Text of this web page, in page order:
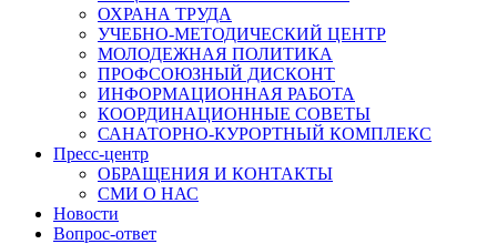
ОХРАНА ТРУДА
УЧЕБНО-МЕТОДИЧЕСКИЙ ЦЕНТР
МОЛОДЕЖНАЯ ПОЛИТИКА
ПРОФСОЮЗНЫЙ ДИСКОНТ
ИНФОРМАЦИОННАЯ РАБОТА
КООРДИНАЦИОННЫЕ СОВЕТЫ
САНАТОРНО-КУРОРТНЫЙ КОМПЛЕКС
Пресс-центр
ОБРАЩЕНИЯ И КОНТАКТЫ
СМИ О НАС
Новости
Вопрос-ответ